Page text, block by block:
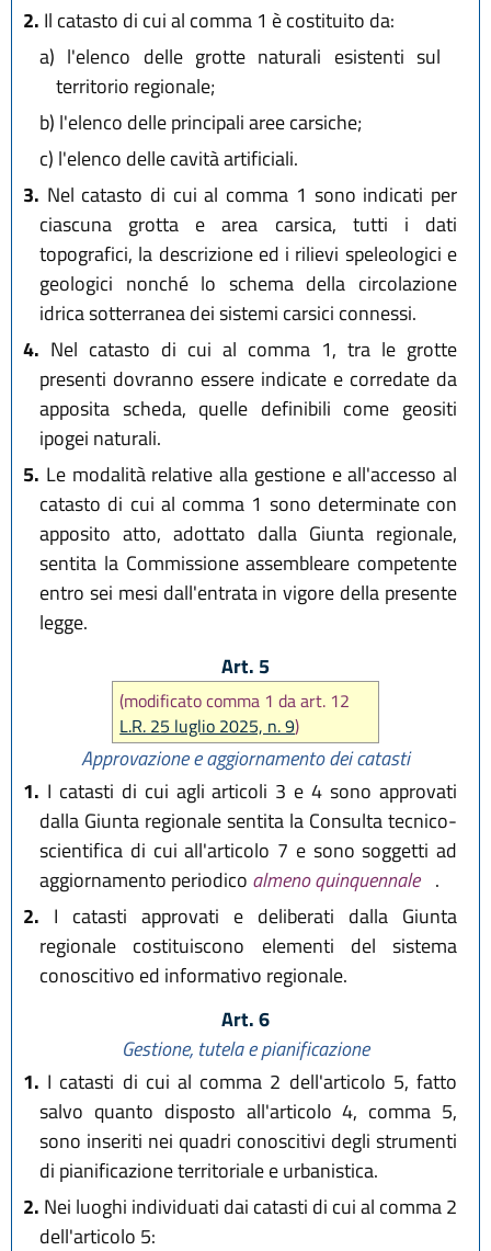
2. Il catasto di cui al comma 1 è costituito da:
a) l'elenco delle grotte naturali esistenti sul
territorio regionale;
b) l'elenco delle principali aree carsiche;
c) l'elenco delle cavità artificiali.
3. Nel catasto di cui al comma 1 sono indicati per
ciascuna grotta e area carsica, tutti i dati
topografici, la descrizione ed i rilievi speleologici e
geologici nonché lo schema della circolazione
idrica sotterranea dei sistemi carsici connessi.
4. Nel catasto di cui al comma 1, tra le grotte
presenti dovranno essere indicate e corredate da
apposita scheda, quelle definibili come geositi
ipogei naturali.
5. Le modalità relative alla gestione e all'accesso al
catasto di cui al comma 1 sono determinate con
apposito atto, adottato dalla Giunta regionale,
sentita la Commissione assembleare competente
entro sei mesi dall'entrata in vigore della presente
legge.
Art. 5
(modificato comma 1 da art. 12
L.R. 25 luglio 2025, n. 9)
Approvazione e aggiornamento dei catasti
1. I catasti di cui agli articoli 3 e 4 sono approvati
dalla Giunta regionale sentita la Consulta tecnico-
scientifica di cui all'articolo 7 e sono soggetti ad
aggiornamento periodico almeno quinquennale .
2. I catasti approvati e deliberati dalla Giunta
regionale costituiscono elementi del sistema
conoscitivo ed informativo regionale.
Art. 6
Gestione, tutela e pianificazione
1. I catasti di cui al comma 2 dell'articolo 5, fatto
salvo quanto disposto all'articolo 4, comma 5,
sono inseriti nei quadri conoscitivi degli strumenti
di pianificazione territoriale e urbanistica.
2. Nei luoghi individuati dai catasti di cui al comma 2
dell'articolo 5: